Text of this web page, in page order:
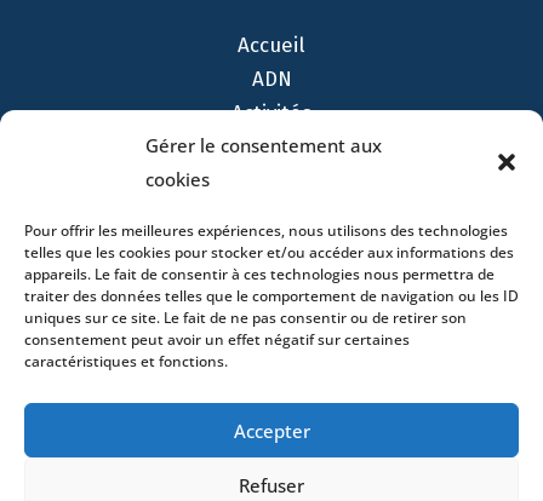
Gérer le consentement aux
cookies
Pour offrir les meilleures expériences, nous utilisons des technologies
telles que les cookies pour stocker et/ou accéder aux informations des
appareils. Le fait de consentir à ces technologies nous permettra de
traiter des données telles que le comportement de navigation ou les ID
uniques sur ce site. Le fait de ne pas consentir ou de retirer son
consentement peut avoir un effet négatif sur certaines
caractéristiques et fonctions.
Accepter
Refuser
Accueil
ADN
Activités
Avocats
Actualités
Contact
- 4 square Édouard VII – 75009 Paris – France –
+33 (0)1 53 76 91 00
- 15 quai Lamandé –
76600 Le Havre – France –+33 (0)2 35 22 18 88